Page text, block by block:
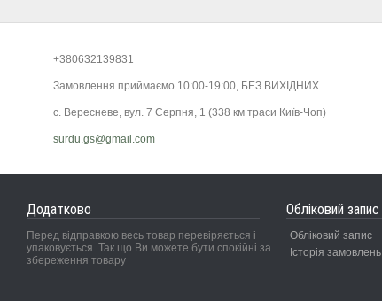
+380632139831
Замовлення приймаємо 10:00-19:00, БЕЗ ВИХІДНИХ
с. Вересневе, вул. 7 Серпня, 1 (338 км траси Київ-Чоп)
surdu.gs@gmail.com
Додатково
Перед відправкою весь товар перевіряється і
упаковується. Так що Ви можете бути спокійні за
збереження товару
Обліковий запис
Обліковий запис
Історія замовлень